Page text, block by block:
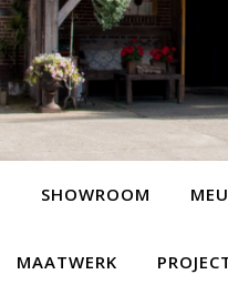
SHOWROOM
MAATWERK